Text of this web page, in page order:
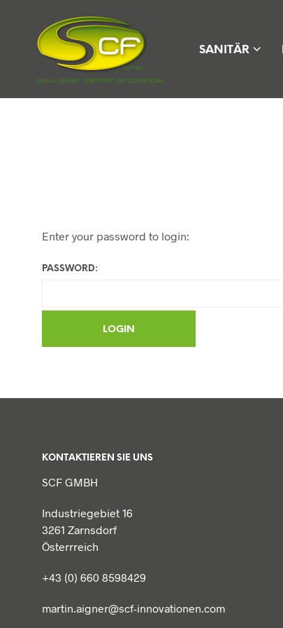
SANITÄR
Enter your password to login:
PASSWORD:
KONTAKTIEREN SIE UNS
SCF GMBH
Industriegebiet 16
3261 Zarnsdorf
Österrreich
+43 (0) 660 8598429
martin.aigner@scf-innovationen.com